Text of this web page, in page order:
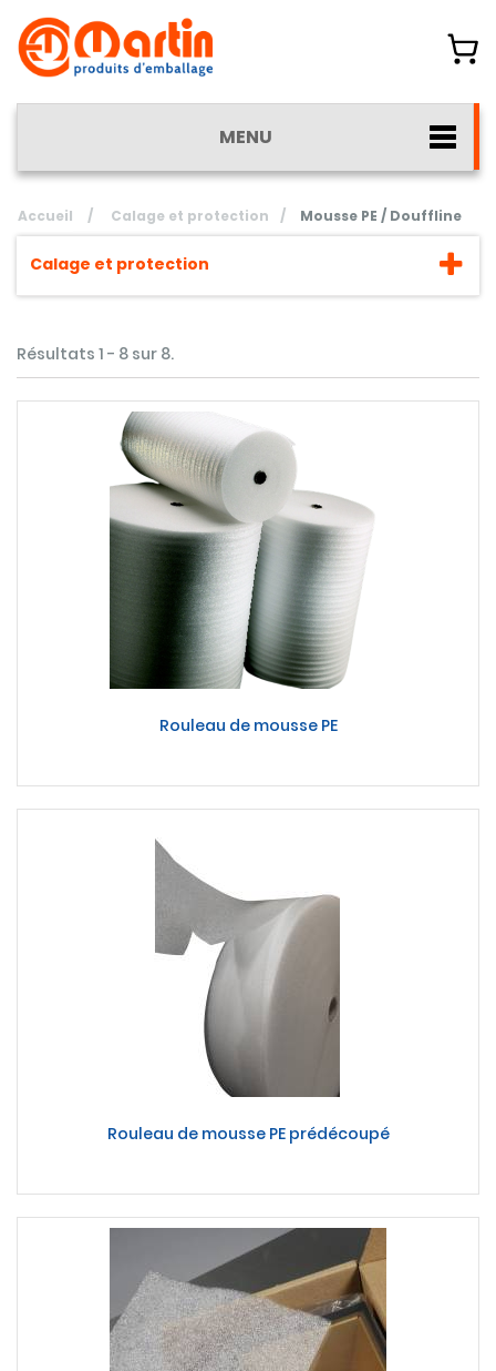
MENU
Accueil / Calage et protection / Mousse PE / Douffline
Calage et protection
Résultats 1 - 8 sur 8.
Rouleau de mousse PE
Rouleau de mousse PE prédécoupé